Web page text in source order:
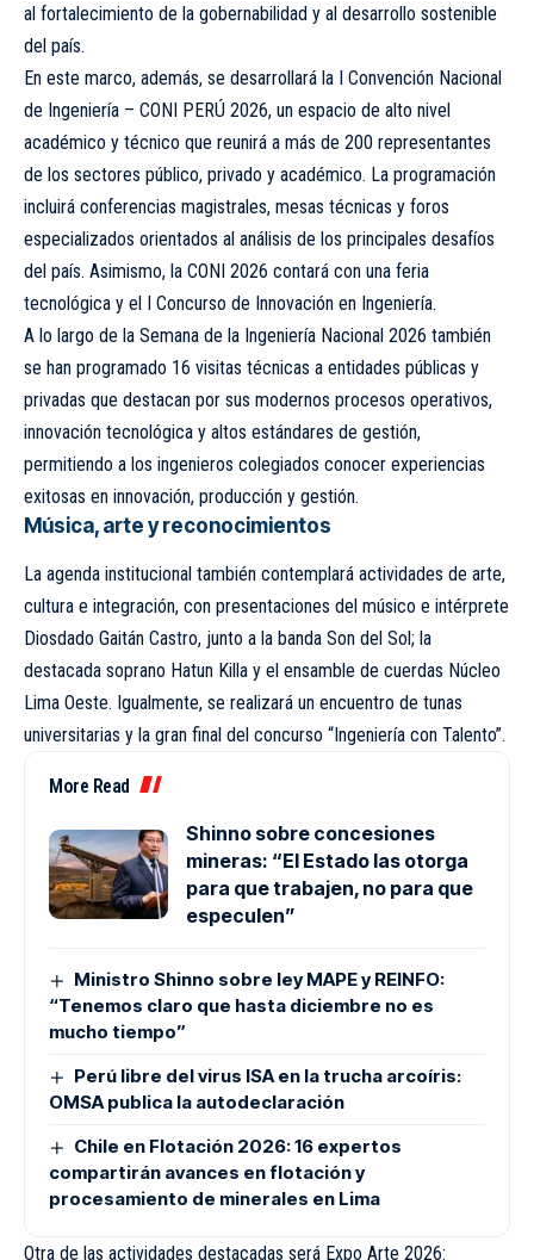
al fortalecimiento de la gobernabilidad y al desarrollo sostenible
del país.
En este marco, además, se desarrollará la I Convención Nacional
de Ingeniería – CONI PERÚ 2026, un espacio de alto nivel
académico y técnico que reunirá a más de 200 representantes
de los sectores público, privado y académico. La programación
incluirá conferencias magistrales, mesas técnicas y foros
especializados orientados al análisis de los principales desafíos
del país. Asimismo, la CONI 2026 contará con una feria
tecnológica y el I Concurso de Innovación en Ingeniería.
A lo largo de la Semana de la Ingeniería Nacional 2026 también
se han programado 16 visitas técnicas a entidades públicas y
privadas que destacan por sus modernos procesos operativos,
innovación tecnológica y altos estándares de gestión,
permitiendo a los ingenieros colegiados conocer experiencias
exitosas en innovación, producción y gestión.
Música, arte y reconocimientos
La agenda institucional también contemplará actividades de arte,
cultura e integración, con presentaciones del músico e intérprete
Diosdado Gaitán Castro, junto a la banda Son del Sol; la
destacada soprano Hatun Killa y el ensamble de cuerdas Núcleo
Lima Oeste. Igualmente, se realizará un encuentro de tunas
universitarias y la gran final del concurso “Ingeniería con Talento”.
More Read
Shinno sobre concesiones
mineras: “El Estado las otorga
para que trabajen, no para que
especulen”
Ministro Shinno sobre ley MAPE y REINFO:
“Tenemos claro que hasta diciembre no es
mucho tiempo”
Perú libre del virus ISA en la trucha arcoíris:
OMSA publica la autodeclaración
Chile en Flotación 2026: 16 expertos
compartirán avances en flotación y
procesamiento de minerales en Lima
Otra de las actividades destacadas será Expo Arte 2026: